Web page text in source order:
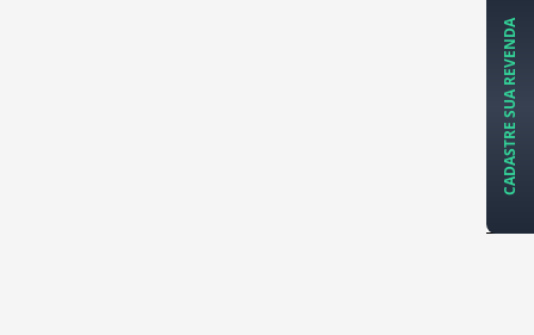
CADASTRE SUA REVENDA